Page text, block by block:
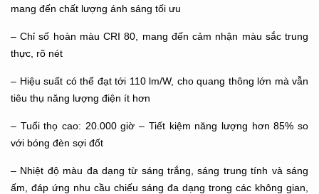
mang đến chất lượng ánh sáng tối ưu
– Chỉ số hoàn màu CRI 80, mang đến cảm nhận màu sắc trung
thực, rõ nét
– Hiệu suất có thể đạt tới 110 lm/W, cho quang thông lớn mà vẫn
tiêu thụ năng lượng điện ít hơn
– Tuổi thọ cao: 20.000 giờ – Tiết kiệm năng lượng hơn 85% so
với bóng đèn sợi đốt
– Nhiệt độ màu đa dạng từ sáng trắng, sáng trung tính và sáng
ấm, đáp ứng nhu cầu chiếu sáng đa dạng trong các không gian,